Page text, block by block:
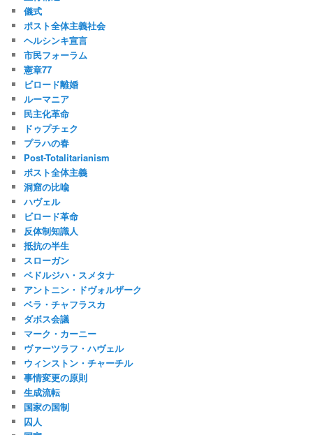
儀式
ポスト全体主義社会
ヘルシンキ宣言
市民フォーラム
憲章77
ビロード離婚
ルーマニア
民主化革命
ドゥプチェク
プラハの春
Post-Totalitarianism
ポスト全体主義
洞窟の比喩
ハヴェル
ビロード革命
反体制知識人
抵抗の半生
スローガン
ベドルジハ・スメタナ
アントニン・ドヴォルザーク
ベラ・チャフラスカ
ダボス会議
マーク・カーニー
ヴァーツラフ・ハヴェル
ウィンストン・チャーチル
事情変更の原則
生成流転
国家の国制
囚人